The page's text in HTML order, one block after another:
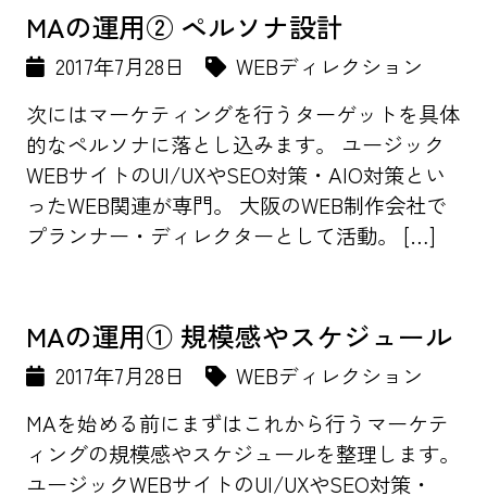
MAの運用② ペルソナ設計
2017年7月28日
WEBディレクション
次にはマーケティングを行うターゲットを具体
的なペルソナに落とし込みます。 ユージック
WEBサイトのUI/UXやSEO対策・AIO対策とい
ったWEB関連が専門。 大阪のWEB制作会社で
プランナー・ディレクターとして活動。 […]
MAの運用① 規模感やスケジュール
2017年7月28日
WEBディレクション
MAを始める前にまずはこれから行うマーケテ
ィングの規模感やスケジュールを整理します。
ユージックWEBサイトのUI/UXやSEO対策・